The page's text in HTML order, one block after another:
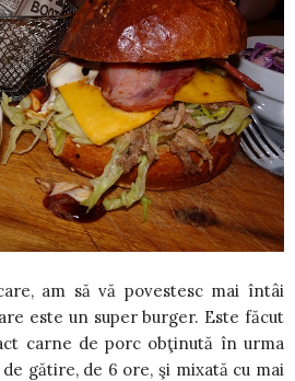
am să vă povestesc mai întâi
este un super burger. Este făcut
carne de porc obţinută în urma
gătire, de 6 ore, şi mixată cu mai